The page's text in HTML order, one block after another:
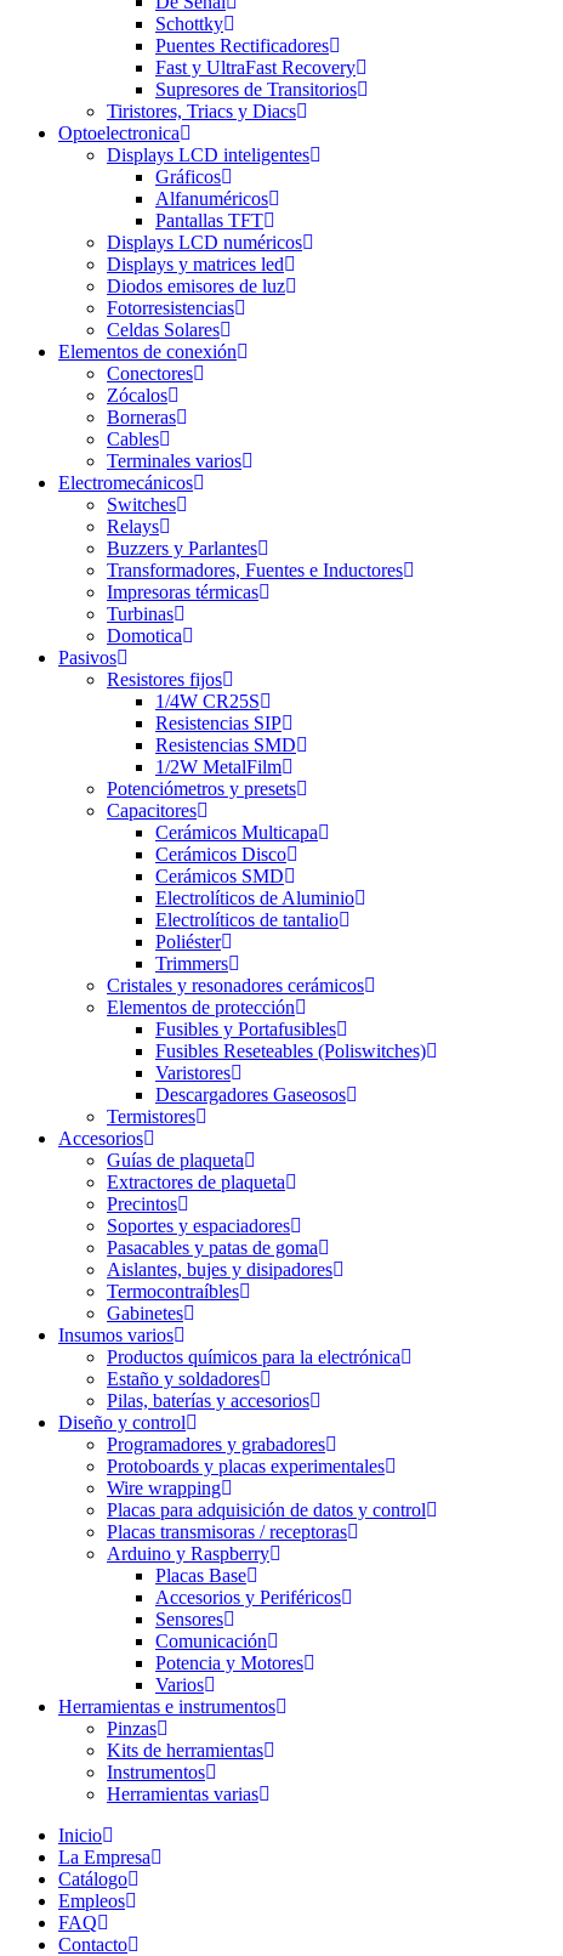
Schottky
Puentes Rectificadores
Fast y UltraFast Recovery
Supresores de Transitorios
Tiristores, Triacs y Diacs
Optoelectronica
Displays LCD inteligentes
Gráficos
Alfanuméricos
Pantallas TFT
Displays LCD numéricos
Displays y matrices led
Diodos emisores de luz
Fotorresistencias
Celdas Solares
Elementos de conexión
Conectores
Zócalos
Borneras
Cables
Terminales varios
Electromecánicos
Switches
Relays
Buzzers y Parlantes
Transformadores, Fuentes e Inductores
Impresoras térmicas
Turbinas
Domotica
Pasivos
Resistores fijos
1/4W CR25S
Resistencias SIP
Resistencias SMD
1/2W MetalFilm
Potenciómetros y presets
Capacitores
Cerámicos Multicapa
Cerámicos Disco
Cerámicos SMD
Electrolíticos de Aluminio
Electrolíticos de tantalio
Poliéster
Trimmers
Cristales y resonadores cerámicos
Elementos de protección
Fusibles y Portafusibles
Fusibles Reseteables (Poliswitches)
Varistores
Descargadores Gaseosos
Termistores
Accesorios
Guías de plaqueta
Extractores de plaqueta
Precintos
Soportes y espaciadores
Pasacables y patas de goma
Aislantes, bujes y disipadores
Termocontraíbles
Gabinetes
Insumos varios
Productos químicos para la electrónica
Estaño y soldadores
Pilas, baterías y accesorios
Diseño y control
Programadores y grabadores
Protoboards y placas experimentales
Wire wrapping
Placas para adquisición de datos y control
Placas transmisoras / receptoras
Arduino y Raspberry
Placas Base
Accesorios y Periféricos
Sensores
Comunicación
Potencia y Motores
Varios
Herramientas e instrumentos
Pinzas
Kits de herramientas
Instrumentos
Herramientas varias
Inicio
La Empresa
Catálogo
Empleos
FAQ
Contacto